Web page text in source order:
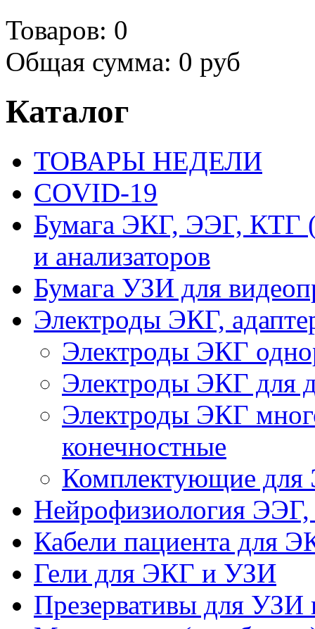
Товаров: 0
Общая сумма: 0 руб
Каталог
ТОВАРЫ НЕДЕЛИ
COVID-19
Бумага ЭКГ, ЭЭГ, КТГ
и анализаторов
Бумага УЗИ для
Электроды ЭКГ,
Электроды ЭКГ
Электроды ЭКГ для
Электроды ЭКГ
конечностные
Комплектующие
Нейрофизиология
Кабели пациента для
Гели для ЭКГ и УЗИ
Презервативы для УЗИ